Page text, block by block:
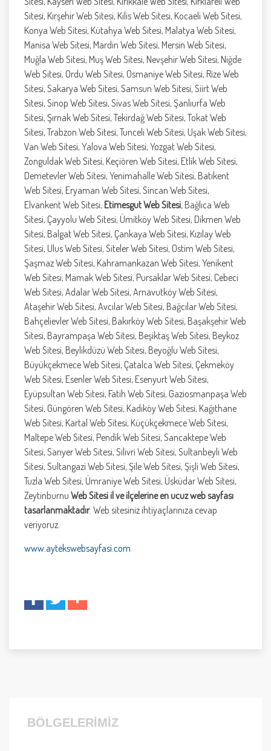
Sitesi, Kırşehir Web Sitesi, Kilis Web Sitesi, Kocaeli Web Sitesi,
Konya Web Sitesi, Kütahya Web Sitesi, Malatya Web Sitesi,
Manisa Web Sitesi, Mardin Web Sitesi, Mersin Web Sitesi,
Muğla Web Sitesi, Muş Web Sitesi, Nevşehir Web Sitesi, Niğde
Web Sitesi, Ordu Web Sitesi, Osmaniye Web Sitesi, Rize Web
Sitesi, Sakarya Web Sitesi, Samsun Web Sitesi, Siirt Web
Sitesi, Sinop Web Sitesi, Sivas Web Sitesi, Şanlıurfa Web
Sitesi, Şırnak Web Sitesi, Tekirdağ Web Sitesi, Tokat Web
Sitesi, Trabzon Web Sitesi, Tunceli Web Sitesi, Uşak Web Sitesi,
Van Web Sitesi, Yalova Web Sitesi, Yozgat Web Sitesi,
Zonguldak Web Sitesi, Keçiören Web Sitesi, Etlik Web Sitesi,
Demetevler Web Sitesi, Yenimahalle Web Sitesi, Batıkent
Web Sitesi, Eryaman Web Sitesi, Sincan Web Sitesi,
Elvankent Web Sitesi, Etimesgut Web Sitesi, Bağlıca Web
Sitesi, Çayyolu Web Sitesi, Ümitköy Web Sitesi, Dikmen Web
Sitesi, Balgat Web Sitesi, Çankaya Web Sitesi, Kızılay Web
Sitesi, Ulus Web Sitesi, Siteler Web Sitesi, Ostim Web Sitesi,
Şaşmaz Web Sitesi, Kahramankazan Web Sitesi, Yenikent
Web Sitesi, Mamak Web Sitesi, Pursaklar Web Sitesi, Cebeci
Web Sitesi, Adalar Web Sitesi, Arnavutköy Web Sitesi,
Ataşehir Web Sitesi, Avcılar Web Sitesi, Bağcılar Web Sitesi,
Bahçelievler Web Sitesi, Bakırköy Web Sitesi, Başakşehir Web
Sitesi, Bayrampaşa Web Sitesi, Beşiktaş Web Sitesi, Beykoz
Web Sitesi, Beylikdüzü Web Sitesi, Beyoğlu Web Sitesi,
Büyükçekmece Web Sitesi, Çatalca Web Sitesi, Çekmeköy
Web Sitesi, Esenler Web Sitesi, Esenyurt Web Sitesi,
Eyüpsultan Web Sitesi, Fatih Web Sitesi, Gaziosmanpaşa Web
Sitesi, Güngören Web Sitesi, Kadıköy Web Sitesi, Kağıthane
Web Sitesi, Kartal Web Sitesi, Küçükçekmece Web Sitesi,
Maltepe Web Sitesi, Pendik Web Sitesi, Sancaktepe Web
Sitesi, Sarıyer Web Sitesi, Silivri Web Sitesi, Sultanbeyli Web
Sitesi, Sultangazi Web Sitesi, Şile Web Sitesi, Şişli Web Sitesi,
Tuzla Web Sitesi, Ümraniye Web Sitesi, Üsküdar Web Sitesi,
Zeytinburnu Web Sitesi il ve ilçelerine en ucuz web sayfası
tasarlanmaktadır. Web sitesiniz ihtiyaçlarınıza cevap
veriyoruz.
www.aytekswebsayfasi.com
BÖLGELERİMİZ